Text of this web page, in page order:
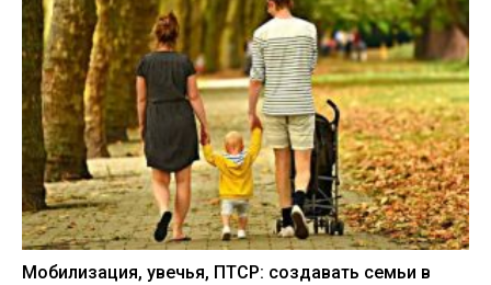
Мобилизация, увечья, ПТСР: создавать семьи в